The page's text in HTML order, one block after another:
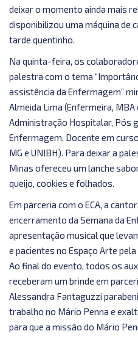
deixar o momento ainda mais
disponibilizou uma máquina de
tarde quentinho.
Na quinta-feira, os
palestra com o tema
assistência da Enfermagem”
Almeida Lima (Enfermeira, MBA
Administração Hospitalar, Pós
Enfermagem, Docente em
MG e UNIBH). Para deixar a
Minas ofereceu um lanche
queijo, cookies e folhados.
Em parceria com o ECA, a
encerramento da Semana da
apresentação musical que
e pacientes no Espaço Arte
Ao final do evento, todos os
receberam um brinde em
Alessandra Fantaguzzi
trabalho no Mário Penna e
para que a missão do Mário